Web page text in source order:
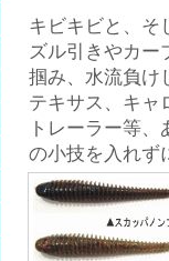
キビキビと、そ
ズル引きやカー
掴み、水流負け
テキサス、キャ
トレーラー等
の小技を入れず